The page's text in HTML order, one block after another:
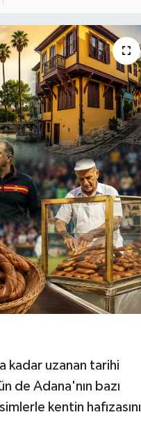
kadar uzanan tarihi
de Adana'nın bazı
kentin hafızasını